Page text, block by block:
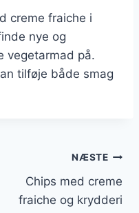
creme fraiche i
nye og
vegetarmad på.
tilføje både smag
NÆSTE
Chips med creme
fraiche og krydderi